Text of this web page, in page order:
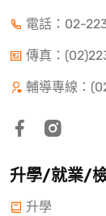
電話： 02-
傳真：
輔導專線：
升學/就業/
升學